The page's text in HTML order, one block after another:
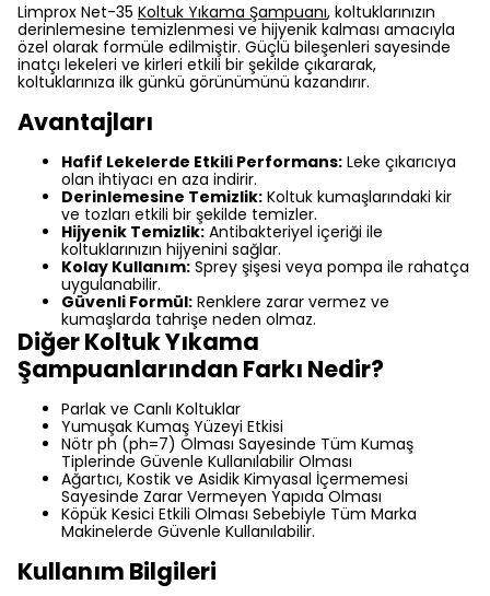
Limprox Net-35 Koltuk Yıkama Şampuanı, koltuklarınızın
derinlemesine temizlenmesi ve hijyenik kalması amacıyla
özel olarak formüle edilmiştir. Güçlü bileşenleri sayesinde
inatçı lekeleri ve kirleri etkili bir şekilde çıkararak,
koltuklarınıza ilk günkü görünümünü kazandırır.
Avantajları
Hafif Lekelerde Etkili Performans: Leke çıkarıcıya
olan ihtiyacı en aza indirir.
Derinlemesine Temizlik: Koltuk kumaşlarındaki kir
ve tozları etkili bir şekilde temizler.
Hijyenik Temizlik: Antibakteriyel içeriği ile
koltuklarınızın hijyenini sağlar.
Kolay Kullanım: Sprey şişesi veya pompa ile rahatça
uygulanabilir.
Güvenli Formül: Renklere zarar vermez ve
kumaşlarda tahrişe neden olmaz.
Diğer Koltuk Yıkama
Şampuanlarından Farkı Nedir?
Parlak ve Canlı Koltuklar
Yumuşak Kumaş Yüzeyi Etkisi
Nötr ph (ph=7) Olması Sayesinde Tüm Kumaş
Tiplerinde Güvenle Kullanılabilir Olması
Ağartıcı, Kostik ve Asidik Kimyasal İçermemesi
Sayesinde Zarar Vermeyen Yapıda Olması
Köpük Kesici Etkili Olması Sebebiyle Tüm Marka
Makinelerde Güvenle Kullanılabilir.
Kullanım Bilgileri